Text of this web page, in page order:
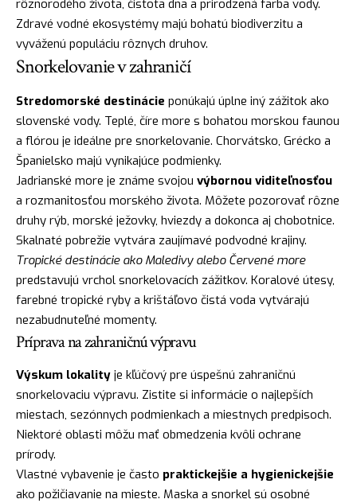
rôznorodého života, čistota dna a prirodzená farba vody.
Zdravé vodné ekosystémy majú bohatú biodiverzitu a
vyváženú populáciu rôznych druhov.
Snorkelovanie v zahraničí
Stredomorské destinácie ponúkajú úplne iný zážitok ako
slovenské vody. Teplé, číre more s bohatou morskou faunou
a flórou je ideálne pre snorkelovanie. Chorvátsko, Grécko a
Španielsko majú vynikajúce podmienky.
Jadrianské more je známe svojou výbornou viditeľnosťou
a rozmanitosťou morského života. Môžete pozorovať rôzne
druhy rýb, morské ježovky, hviezdy a dokonca aj chobotnice.
Skalnaté pobrežie vytvára zaujímavé podvodné krajiny.
Tropické destinácie ako Maledivy alebo Červené more
predstavujú vrchol snorkelovacích zážitkov. Koralové útesy,
farebné tropické ryby a krištáľovo čistá voda vytvárajú
nezabudnuteľné momenty.
Príprava na zahraničnú výpravu
Výskum lokality je kľúčový pre úspešnú zahraničnú
snorkelovaciu výpravu. Zistite si informácie o najlepších
miestach, sezónnych podmienkach a miestnych predpisoch.
Niektoré oblasti môžu mať obmedzenia kvôli ochrane
prírody.
Vlastné vybavenie je často praktickejšie a hygienickejšie
ako požičiavanie na mieste. Maska a snorkel sú osobné